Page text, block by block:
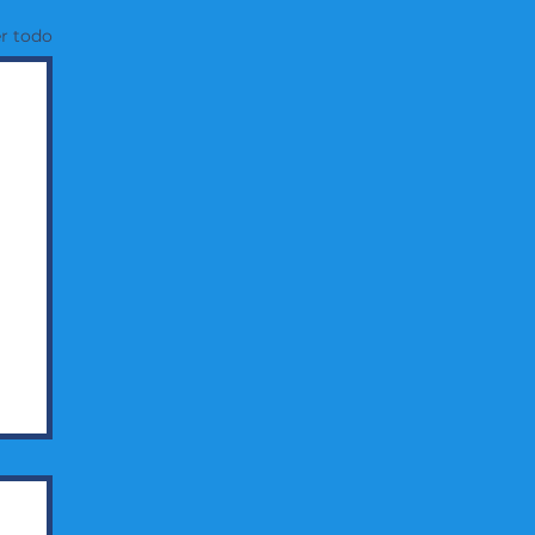
todo